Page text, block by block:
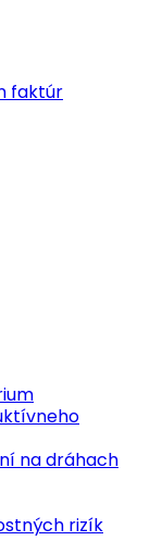
faktúr
na dráhach
rizík